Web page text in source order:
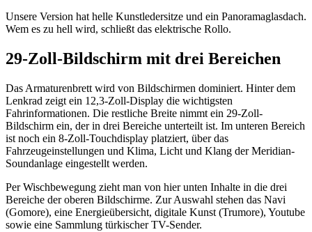
Unsere Version hat helle Kunstledersitze und ein Panoramaglasdach.
Wem es zu hell wird, schließt das elektrische Rollo.
29-Zoll-Bildschirm mit drei Bereichen
Das Armaturenbrett wird von Bildschirmen dominiert. Hinter dem
Lenkrad zeigt ein 12,3-Zoll-Display die wichtigsten
Fahrinformationen. Die restliche Breite nimmt ein 29-Zoll-
Bildschirm ein, der in drei Bereiche unterteilt ist. Im unteren Bereich
ist noch ein 8-Zoll-Touchdisplay platziert, über das
Fahrzeugeinstellungen und Klima, Licht und Klang der Meridian-
Soundanlage eingestellt werden.
Per Wischbewegung zieht man von hier unten Inhalte in die drei
Bereiche der oberen Bildschirme. Zur Auswahl stehen das Navi
(Gomore), eine Energieübersicht, digitale Kunst (Trumore), Youtube
sowie eine Sammlung türkischer TV-Sender.